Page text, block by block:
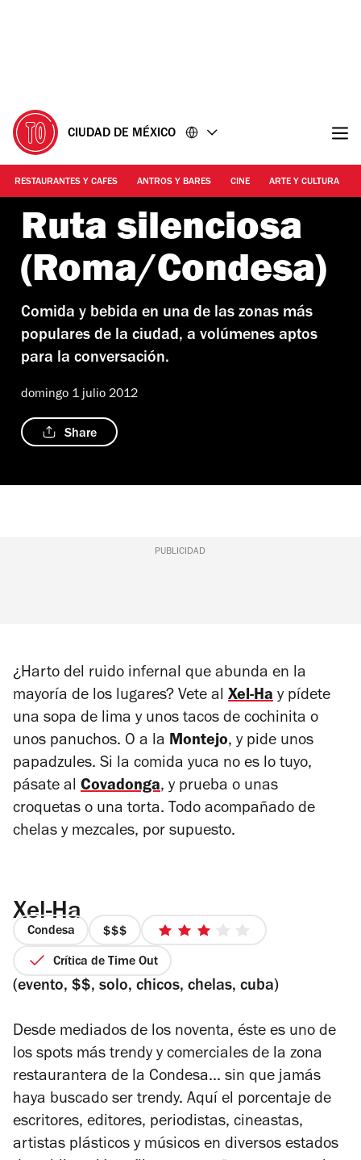
CIUDAD DE MÉXICO
RESTAURANTES Y CAFES ANTROS Y BARES CINE ARTE Y CULTURA
Ruta silenciosa
(Roma/Condesa)
Comida y bebida en una de las zonas más
populares de la ciudad, a volúmenes aptos
para la conversación.
domingo 1 julio 2012
Share
PUBLICIDAD
¿Harto del ruido infernal que abunda en la
mayoría de los lugares? Vete al Xel-Ha y pídete
una sopa de lima y unos tacos de cochinita o
unos panuchos. O a la Montejo, y pide unos
papadzules. Si la comida yuca no es lo tuyo,
pásate al Covadonga, y prueba o unas
croquetas o una torta. Todo acompañado de
chelas y mezcales, por supuesto.
Xel-Ha
Condesa
precio
3
de
3
estrellas
Crítica de Time Out
(evento, $$, solo, chicos, chelas, cuba)
Desde mediados de los noventa, éste es uno de
los spots más trendy y comerciales de la zona
restaurantera de la Condesa... sin que jamás
haya buscado ser trendy. Aquí el porcentaje de
escritores, editores, periodistas, cineastas,
artistas plásticos y músicos en diversos estados